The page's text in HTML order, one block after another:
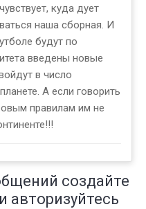
куда дует
наша сборная. И
будут по
введены новые
в число
А если говорить
правилам им не
создайте
авторизуйтесь